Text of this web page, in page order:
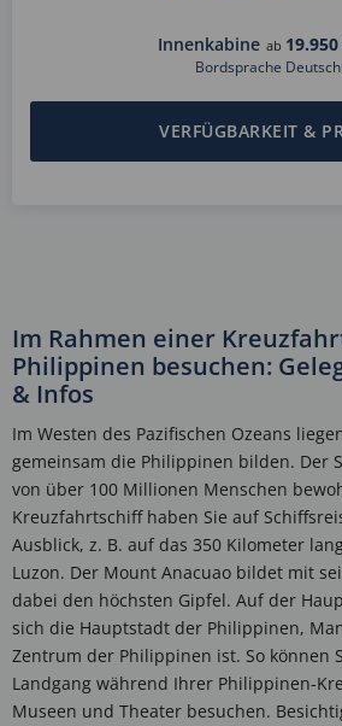
Innenkabine ab
Bordsprache Deutsch!
VERFÜGBARKEIT &
Im Rahmen einer
Philippinen besuchen:
& Infos
Im Westen des Pazifischen Ozeans
gemeinsam die Philippinen bilden. Der
von über 100 Millionen Menschen
Kreuzfahrtschiff haben Sie auf
Ausblick, z. B. auf das 350 Kilometer
Luzon. Der Mount Anacuao bildet mit
dabei den höchsten Gipfel. Auf der
sich die Hauptstadt der Philippinen,
Zentrum der Philippinen ist. So können
Landgang während Ihrer Philippinen-
Museen und Theater besuchen.